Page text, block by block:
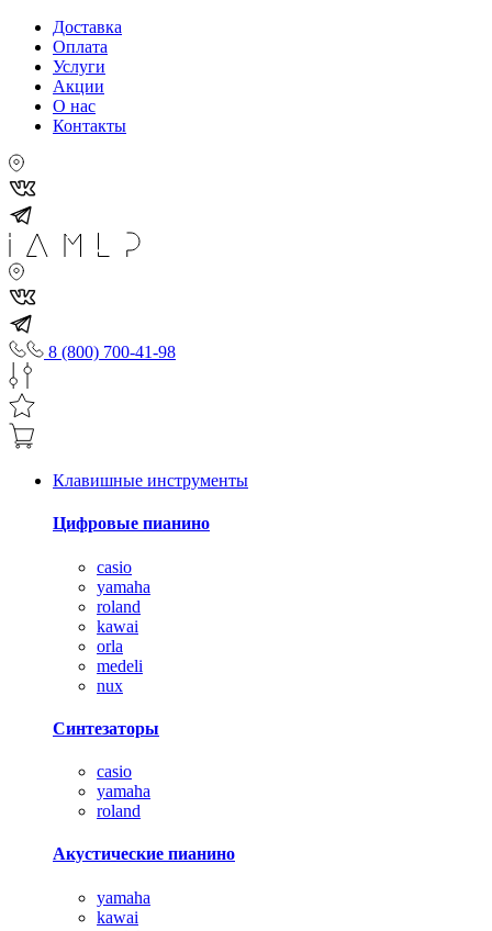
Доставка
Оплата
Услуги
Акции
О нас
Контакты
8 (800) 700-41-98
Клавишные инструменты
Цифровые пианино
casio
yamaha
roland
kawai
orla
medeli
nux
Синтезаторы
casio
yamaha
roland
Акустические пианино
yamaha
kawai